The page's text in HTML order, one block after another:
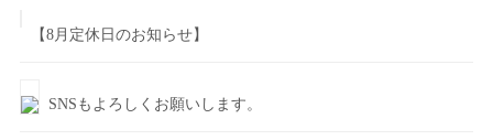
【8月定休日のお知らせ】
SNSもよろしくお願いします。